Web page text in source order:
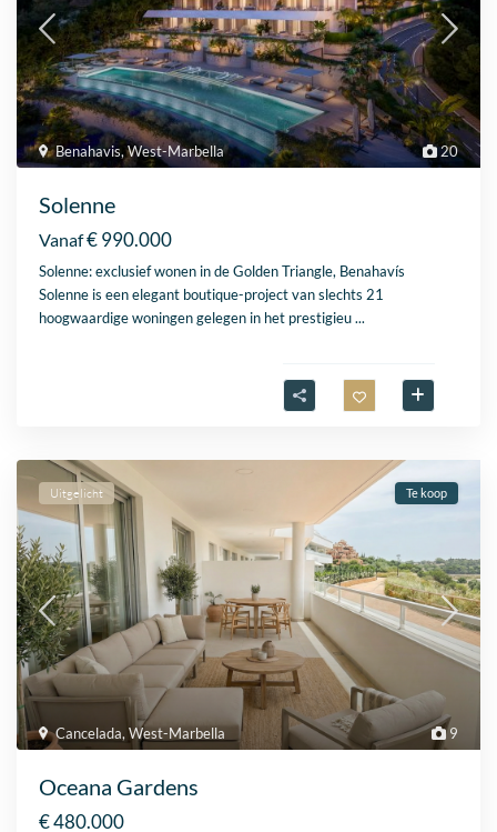
20
Benahavis,West-Marbella
Solenne
Vanaf€ 990.000
Solenne: exclusief wonen in de Golden Triangle, Benahavís
Solenne is een elegant boutique-project van slechts 21
hoogwaardige woningen gelegen in het prestigieu...
9
Cancelada,West-Marbella
Uitgelicht Te koop
Oceana Gardens
€ 480.000